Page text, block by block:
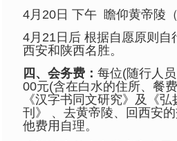
4月20日 下午 瞻仰黄帝陵
4月21日 后 根据自愿原则自
西安和陕西名胜。
四、 会务费： 每位(随行人
00元(含在白水的住所、餐
《汉字书同文研究》及《
刊》 、去黄帝陵、回西安
他费用自理。